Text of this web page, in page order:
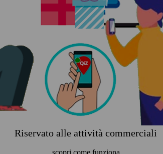
Riservato alle attività commerciali
scopri come funziona